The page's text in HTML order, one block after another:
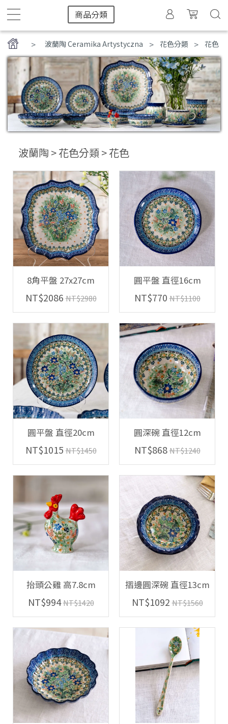
波蘭陶 Ceramika Artystyczna > 花色分類 > 花色
商品分類
波蘭陶 > 花色分類 > 花色
8角平盤 27x27cm
NT$2086NT$2980
圓平盤 直徑16cm
NT$770NT$1100
圓平盤 直徑20cm
NT$1015NT$1450
圓深碗 直徑12cm
NT$868NT$1240
抬頭公雞 高7.8cm
NT$994NT$1420
摺邊圓深碗 直徑13cm
NT$1092NT$1560